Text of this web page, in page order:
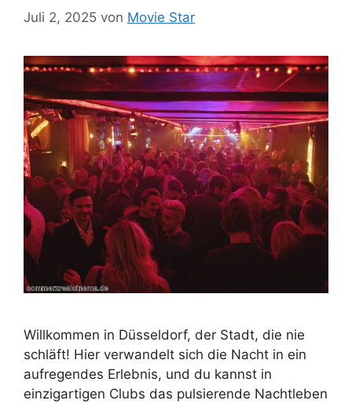
Juli 2, 2025 von Movie Star
Willkommen in Düsseldorf, der Stadt, die nie
schläft! Hier verwandelt sich die Nacht in ein
aufregendes Erlebnis, und du kannst in
einzigartigen Clubs das pulsierende Nachtleben